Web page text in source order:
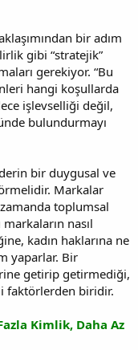
bir adım
gibi “stratejik”
gerekiyor. “Bu
hangi koşullarda
işlevselliği değil,
bulundurmayı
bir duygusal ve
Markalar
toplumsal
nasıl
kadın haklarına ne
yaparlar. Bir
getirip getirmediği,
faktörlerden biridir.
Kimlik, Daha Az